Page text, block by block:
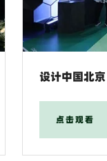
设计中国北
点击观看